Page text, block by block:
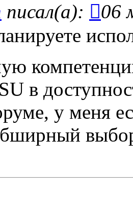
писал(а):
06
в
у меня